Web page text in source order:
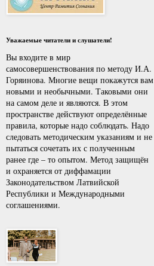
Уважаемые читатели и слушатели!
Вы входите в мир
самосовершенствования по методу И.А.
Горяинова. Многие вещи покажутся вам
новыми и необычными. Таковыми они
на самом деле и являются. В этом
пространстве действуют определённые
правила, которые надо соблюдать. Надо
следовать методическим указаниям и не
пытаться сочетать их с полученным
ранее где – то опытом. Метод защищён
и охраняется от диффамации
Законодательством Латвийской
Республики и Международными
соглашениями.